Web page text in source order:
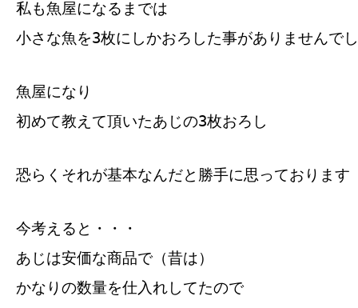
私も魚屋になるまでは
小さな魚を3枚にしかおろした事がありませんで
魚屋になり
初めて教えて頂いたあじの3枚おろし
恐らくそれが基本なんだと勝手に思っております
今考えると・・・
あじは安価な商品で（昔は）
かなりの数量を仕入れしてたので